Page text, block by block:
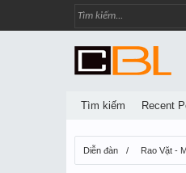
Diễn đàn Rao Vặt -
Tìm kiếm Recent